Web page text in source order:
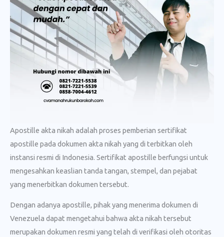
Apostille akta nikah adalah proses pemberian sertifikat
apostille pada dokumen akta nikah yang di terbitkan oleh
instansi resmi di Indonesia. Sertifikat apostille berfungsi untuk
mengesahkan keaslian tanda tangan, stempel, dan pejabat
yang menerbitkan dokumen tersebut.
Dengan adanya apostille, pihak yang menerima dokumen di
Venezuela dapat mengetahui bahwa akta nikah tersebut
merupakan dokumen resmi yang telah di verifikasi oleh otoritas